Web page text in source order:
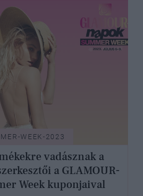
WEEK-2023
vadásznak a
a GLAMOUR-
Week kuponjaival